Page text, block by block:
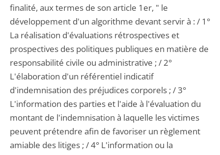
finalité, aux termes de son article 1er, " le
développement d'un algorithme devant servir à : / 1°
La réalisation d'évaluations rétrospectives et
prospectives des politiques publiques en matière de
responsabilité civile ou administrative ; / 2°
L'élaboration d'un référentiel indicatif
d'indemnisation des préjudices corporels ; / 3°
L'information des parties et l'aide à l'évaluation du
montant de l'indemnisation à laquelle les victimes
peuvent prétendre afin de favoriser un règlement
amiable des litiges ; / 4° L'information ou la